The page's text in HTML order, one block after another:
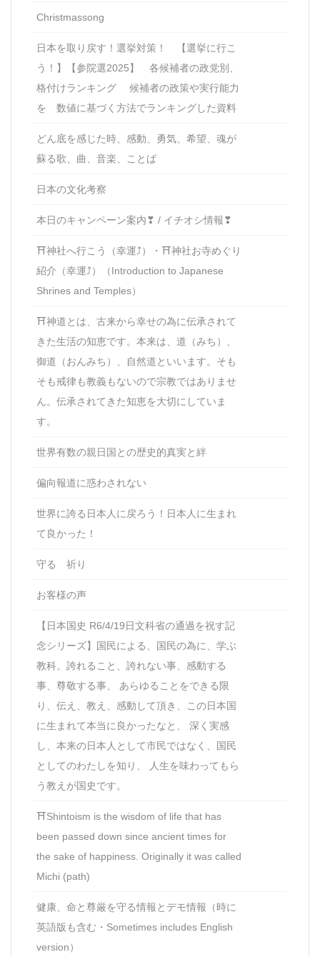
Christmassong
日本を取り戻す！選挙対策！ 【選挙に行こ
う！】【参院選2025】 各候補者の政党別、
格付けランキング 候補者の政策や実行能力
を 数値に基づく方法でランキングした資料
どん底を感じた時、感動、勇気、希望、魂が
蘇る歌、曲、音楽、ことば
日本の文化考察
本日のキャンペーン案内❣ / イチオシ情報❣
⛩神社へ行こう（幸運⤴）・⛩神社お寺めぐり
紹介（幸運⤴）（Introduction to Japanese
Shrines and Temples）
⛩神道とは、古来から幸せの為に伝承されて
きた生活の知恵です。本来は、道（みち）、
御道（おんみち）、自然道といいます。そも
そも戒律も教義もないので宗教ではありませ
ん。伝承されてきた知恵を大切にしていま
す。
世界有数の親日国との歴史的真実と絆
偏向報道に惑わされない
世界に誇る日本人に戻ろう！日本人に生まれ
て良かった！
守る 祈り
お客様の声
【日本国史 R6/4/19日文科省の通過を祝す記
念シリーズ】国民による、国民の為に、学ぶ
教科。誇れること、誇れない事、感動する
事、尊敬する事、 あらゆることをできる限
り、伝え、教え、感動して頂き、この日本国
に生まれて本当に良かったなと、 深く実感
し、本来の日本人として市民ではなく、国民
としてのわたしを知り、 人生を味わってもら
う教えが国史です。
⛩Shintoism is the wisdom of life that has
been passed down since ancient times for
the sake of happiness. Originally it was called
Michi (path)
健康、命と尊厳を守る情報とデモ情報（時に
英語版も含む・Sometimes includes English
version）